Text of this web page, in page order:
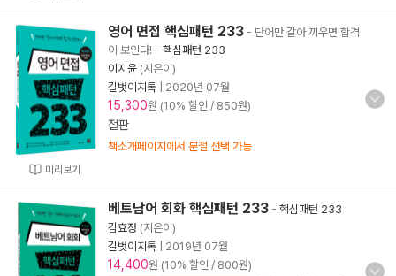
미리보기
영어 면접 핵심패턴 233 - 단어만 갈아 끼우면 합격
이 보인다! - 핵심패턴 233
이지윤 (지은이)
길벗이지톡
2020년 07월
15,300원 (10% 할인 / 850원)
절판
책소개페이지에서 분철 선택 가능
베트남어 회화 핵심패턴 233 - 핵심패턴 233
김효정 (지은이)
길벗이지톡
2019년 07월
14,400원 (10% 할인 / 800원)